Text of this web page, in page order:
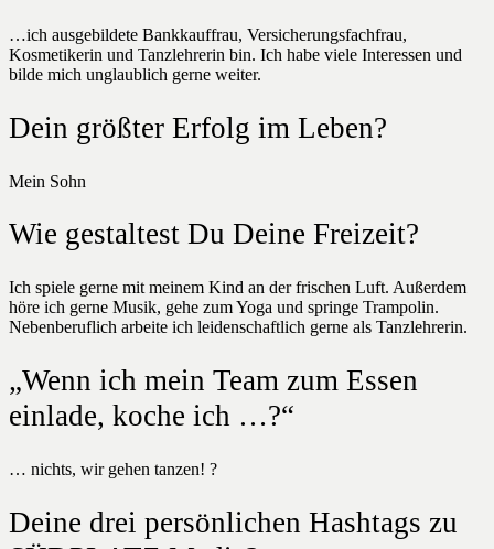
…ich ausgebildete Bankkauffrau, Versicherungsfachfrau,
Kosmetikerin und Tanzlehrerin bin. Ich habe viele Interessen und
bilde mich unglaublich gerne weiter.
Dein größter Erfolg im Leben?
Mein Sohn
Wie gestaltest Du Deine Freizeit?
Ich spiele gerne mit meinem Kind an der frischen Luft. Außerdem
höre ich gerne Musik, gehe zum Yoga und springe Trampolin.
Nebenberuflich arbeite ich leidenschaftlich gerne als Tanzlehrerin.
„Wenn ich mein Team zum Essen
einlade, koche ich …?“
… nichts, wir gehen tanzen! ?
Deine drei persönlichen Hashtags zu